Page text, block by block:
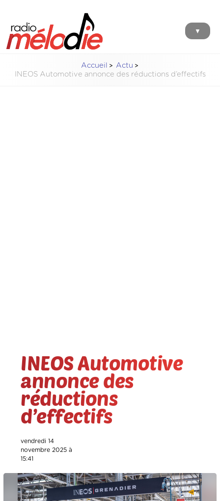
▼
Accueil
Actu
INEOS Automotive annonce des réductions d’effectifs
INEOS Automotive
annonce des
réductions
d’effectifs
vendredi 14
novembre 2025 à
15:41